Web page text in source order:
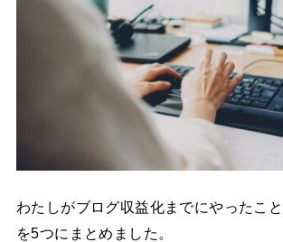
わたしがブログ収益化までにやったこ
を5つにまとめました。